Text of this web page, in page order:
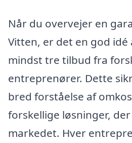
Når du overvejer en
Vitten, er det en god
mindst tre tilbud fra
entreprenører. Dette
bred forståelse af
forskellige løsninger,
markedet. Hver